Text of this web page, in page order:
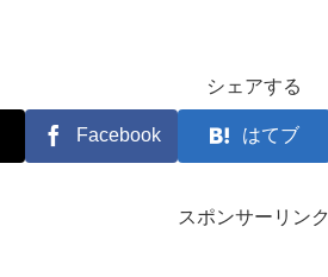
シェアする
Facebook はてブ
スポンサーリンク